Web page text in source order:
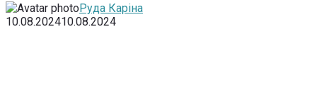
Руда Каріна
10.08.202410.08.2024